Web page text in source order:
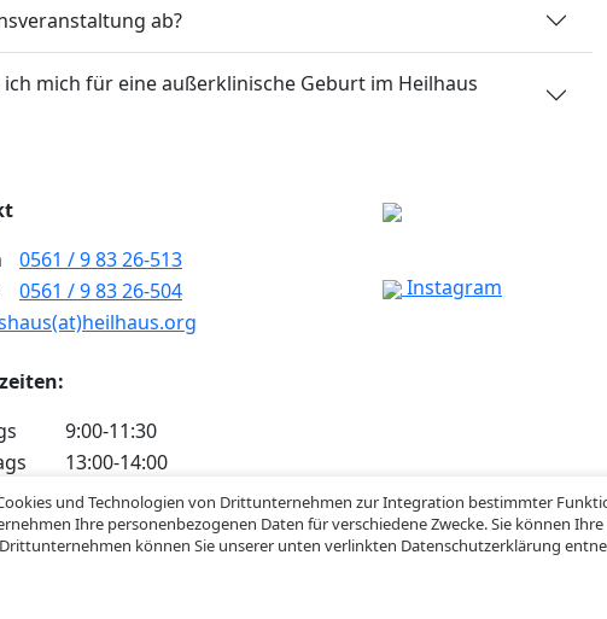
ab?
mich für eine außerklinische Geburt im Heilhaus
0561 / 9 83 26-513
0561 / 9 83 26-504
9:00-11:30
13:00-14:00
9:00-11:30
9:00-10:00 und 16:00-17:00
Instagram
und Technologien von Drittunternehmen zur Integration bestimmter
Ihre personenbezogenen Daten für verschiedene Zwecke. Sie können
können Sie unserer unten verlinkten Datenschutzerklärung